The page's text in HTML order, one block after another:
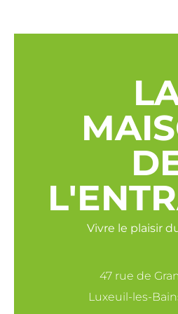
Vivre le plaisir
47 rue de
Luxeuil-les-